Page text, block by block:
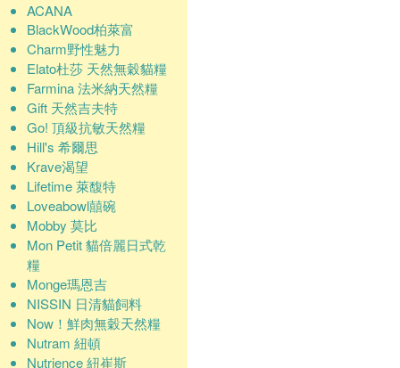
ACANA
BlackWood柏萊富
Charm野性魅力
Elato杜莎 天然無穀貓糧
Farmina 法米納天然糧
Gift 天然吉夫特
Go! 頂級抗敏天然糧
Hill's 希爾思
Krave渴望
Lifetime 萊馥特
Loveabowl囍碗
Mobby 莫比
Mon Petit 貓倍麗日式乾
糧
Monge瑪恩吉
NISSIN 日清貓飼料
Now！鮮肉無穀天然糧
Nutram 紐頓
Nutrience 紐崔斯